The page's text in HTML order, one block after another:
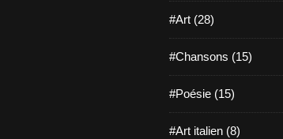
#Art (28)
#Chansons (15)
#Poésie (15)
#Art italien (8)